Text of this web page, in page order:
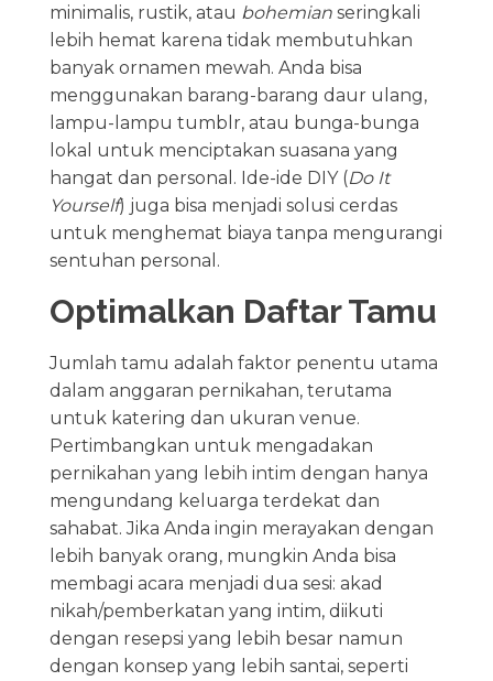
minimalis, rustik, atau bohemianseringkali
lebih hemat karena tidak membutuhkan
banyak ornamen mewah. Anda bisa
menggunakan barang-barang daur ulang,
lampu-lampu tumblr, atau bunga-bunga
lokal untuk menciptakan suasana yang
hangat dan personal. Ide-ide DIY (Do It
Yourself) juga bisa menjadi solusi cerdas
untuk menghemat biaya tanpa mengurangi
sentuhan personal.
Optimalkan Daftar Tamu
Jumlah tamu adalah faktor penentu utama
dalam anggaran pernikahan, terutama
untuk katering dan ukuran venue.
Pertimbangkan untuk mengadakan
pernikahan yang lebih intim dengan hanya
mengundang keluarga terdekat dan
sahabat. Jika Anda ingin merayakan dengan
lebih banyak orang, mungkin Anda bisa
membagi acara menjadi dua sesi: akad
nikah/pemberkatan yang intim, diikuti
dengan resepsi yang lebih besar namun
dengan konsep yang lebih santai, seperti